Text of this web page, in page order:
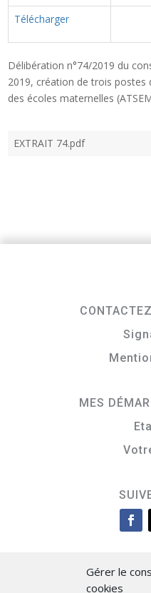
Gérer le
cookies
Télécharger
Délibération n°74/2019 du
2019, création de trois postes
des écoles maternelles
EXTRAIT 74.pdf
MES